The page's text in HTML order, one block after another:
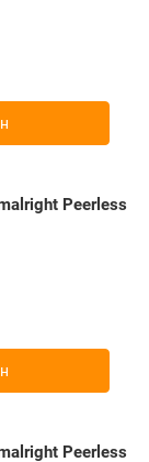
Peerless
Peerless